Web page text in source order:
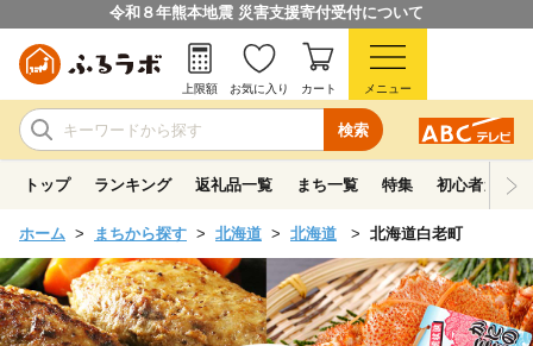
令和８年熊本地震 災害支援寄付受付について
検索
上限額 お気に入り カート メニュー
トップ ランキング 返礼品一覧 まち一覧 特集 初心者ガイド
ホーム まちから探す 北海道 北海道 北海道白老町